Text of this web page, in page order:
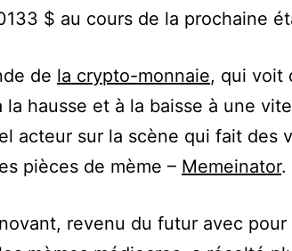
$ au cours de la prochaine
de la crypto-monnaie, qui voit
la hausse et à la baisse à une
acteur sur la scène qui fait des
pièces de mème – Memeinator.
revenu du futur avec pour